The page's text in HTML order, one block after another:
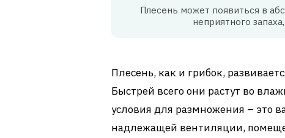
Плесень может появиться в
неприятного
Плесень, как и грибок,
Быстрей всего они растут во
условия для размножения – это
надлежащей вентиляции,